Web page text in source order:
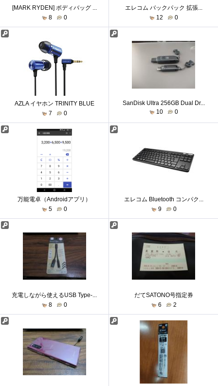
[MARK RYDEN] ボディバッグ ...
8
0
エレコム バックパック 拡張...
12
0
AZLA イヤホン TRINITY BLUE
7
0
SanDisk Ultra 256GB Dual Dr...
10
0
万能電卓（Androidアプリ）
5
0
エレコム Bluetooth コンパク...
9
0
充電しながら使えるUSB Type-...
8
0
だてSATONO号指定券
6
2